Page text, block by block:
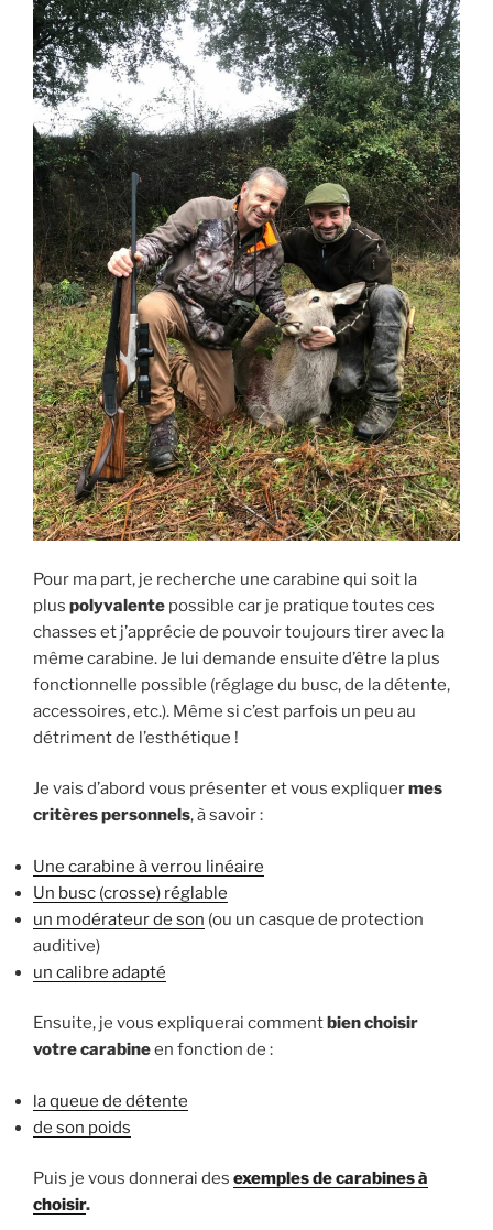
Pour ma part, je recherche une carabine qui soit la
plus polyvalente possible car je pratique toutes ces
chasses et j’apprécie de pouvoir toujours tirer avec la
même carabine. Je lui demande ensuite d’être la plus
fonctionnelle possible (réglage du busc, de la détente,
accessoires, etc.). Même si c’est parfois un peu au
détriment de l’esthétique !
Je vais d’abord vous présenter et vous expliquermes
critères personnels, à savoir :
Une carabine à verrou linéaire
Un busc (crosse) réglable
un modérateur de son (ou un casque de protection
auditive)
un calibre adapté
Ensuite, je vous expliquerai commentbien choisir
votre carabineen fonction de :
la queue de détente
de son poids
Puis je vous donnerai des exemples de carabines à
choisir.